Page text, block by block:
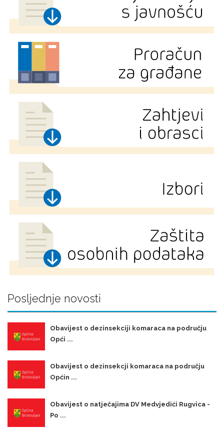
Posljednje novosti
Obavijest o dezinsekciji komaraca na području
Opći ...
Obavijest o dezinsekcji komaraca na području
Općin ...
Obavijest o natječajima DV Medvjedići Rugvica -
Po ...